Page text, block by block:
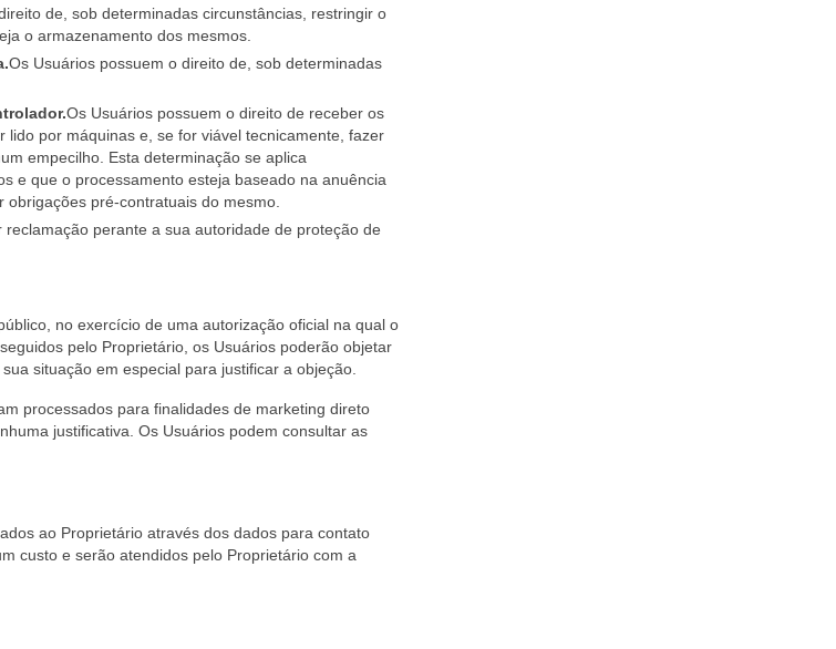
de, sob determinadas circunstâncias, restringir o
o armazenamento dos mesmos.
Os Usuários possuem o direito de, sob determinadas
Os Usuários possuem o direito de receber os
por máquinas e, se for viável tecnicamente, fazer
empecilho. Esta determinação se aplica
e que o processamento esteja baseado na anuência
pré-contratuais do mesmo.
perante a sua autoridade de proteção de
no exercício de uma autorização oficial na qual o
pelo Proprietário, os Usuários poderão objetar
situação em especial para justificar a objeção.
processados para finalidades de marketing direto
justificativa. Os Usuários podem consultar as
ao Proprietário através dos dados para contato
custo e serão atendidos pelo Proprietário com a